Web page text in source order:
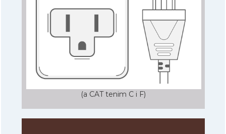
(a CAT tenim C i F)